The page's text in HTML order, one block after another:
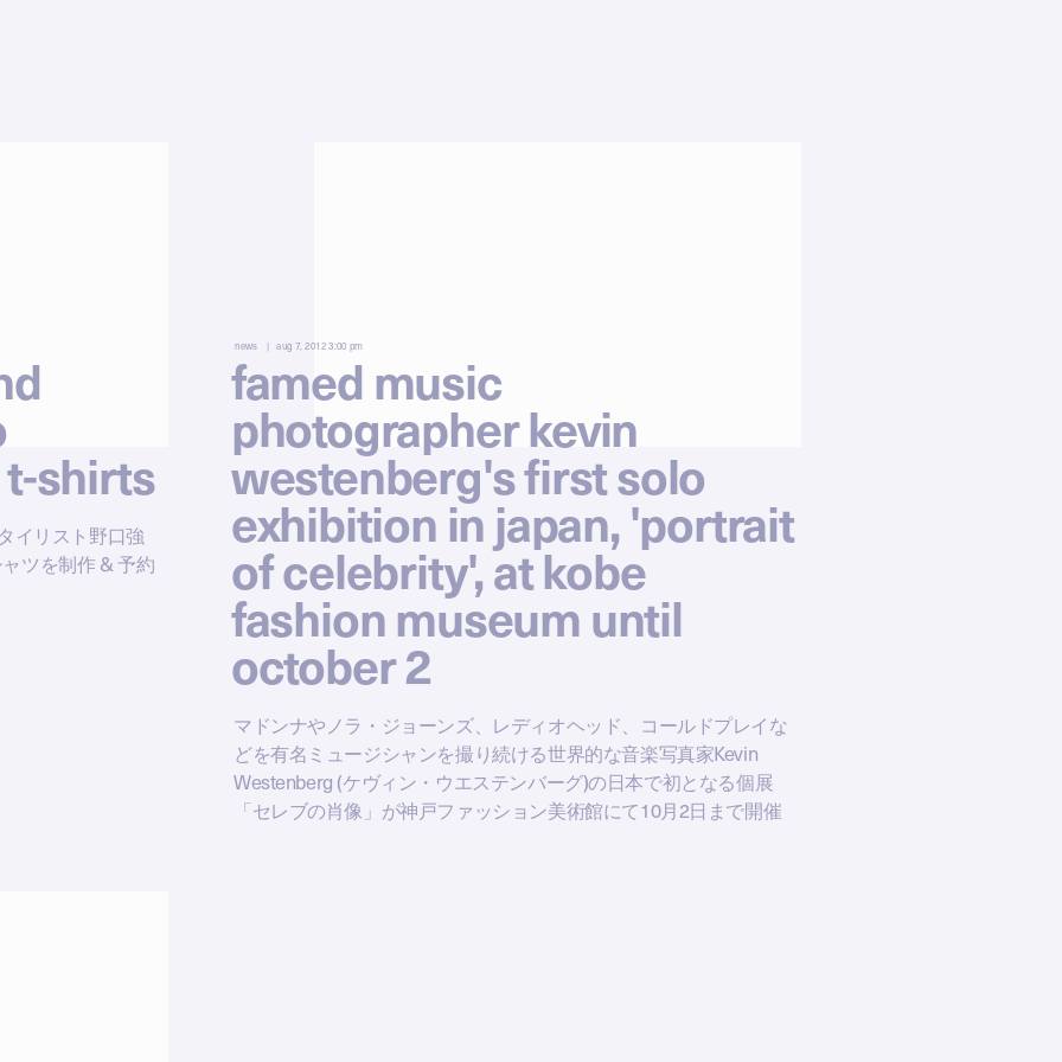
shirts
イリスト野口強
ツを制作 & 予約
news aug 7, 2012 3:00 pm
famed music
photographer kevin
westenberg's first solo
exhibition in japan, 'portrait
of celebrity', at kobe
fashion museum until
october 2
マドンナやノラ・ジョーンズ、レディオヘッド、コールドプレイな
どを有名ミュージシャンを撮り続ける世界的な音楽写真家Kevin
Westenberg (ケヴィン・ウエステンバーグ)の日本で初となる個展
「セレブの肖像」が神戸ファッション美術館にて10月2日まで開催